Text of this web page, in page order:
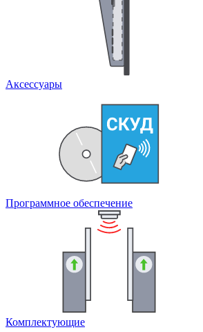
Аксессуары
Программное обеспечение
Комплектующие